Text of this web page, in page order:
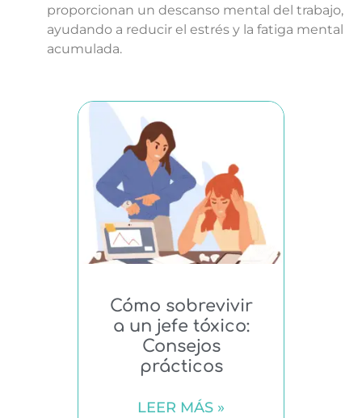
proporcionan un descanso mental del trabajo,
ayudando a reducir el estrés y la fatiga mental
acumulada.
Cómo sobrevivir
a un jefe tóxico:
Consejos
prácticos
LEER MÁS »